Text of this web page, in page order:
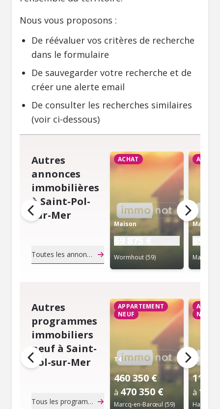
Nous vous proposons :
De réévaluer vos critères de recherche
dans le formulaire
De sauvegarder votre recherche et de
créer une alerte email
De consulter les recherches similaires
(voir ci-dessous)
Autres
annonces
immobilières
à Saint-Pol-
sur-Mer
Toutes les annonces de notaire
ACHAT
Maison
Wormhout (59)
ACHAT
Maison
Autres
programmes
immobiliers
neuf à Saint-
Pol-sur-Mer
Tous les programmes immobiliers neuf
APPARTEMENT
NEUF
T4
460 350 €
à 470 350 €
Marcq-en-Barœul (59)
NEUF
T2
119
à 145